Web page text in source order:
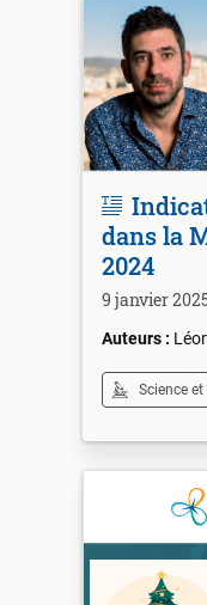
dans la
2024
9 janvier
Science